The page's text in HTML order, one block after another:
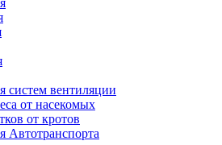
систем вентиляции
от насекомых
от кротов
Автотранспорта